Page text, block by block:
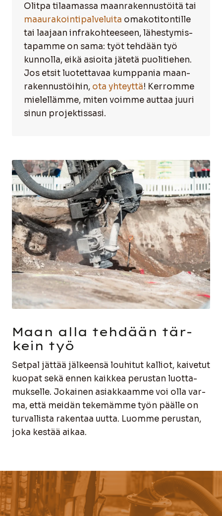
Olit­pa tilaa­mas­sa maan­ra­ken­nus­töi­tä tai
maa­ura­koin­ti­pal­ve­lui­ta oma­ko­ti­ton­til­le
tai laa­jaan infra­koh­tee­seen, lähes­ty­mis­
ta­pam­me on sama: työt teh­dään työ
kun­nol­la, eikä asioi­ta jäte­tä puo­li­tie­hen.
Jos etsit luo­tet­ta­vaa kump­pa­nia maan­
ra­ken­nus­töi­hin, ota yhteyt­tä! Ker­rom­me
mie­lel­läm­me, miten voim­me aut­taa juu­ri
sinun pro­jek­tis­sa­si.
Maan alla teh­dään tär­
kein työ
Set­pal jät­tää jäl­keen­sä lou­hi­tut kal­liot, kai­ve­tut
kuo­pat sekä ennen kaik­kea perus­tan luot­ta­
muk­sel­le. Jokai­nen asiak­kaam­me voi olla var­
ma, että mei­dän teke­mäm­me työn pääl­le on
tur­val­lis­ta raken­taa uut­ta. Luom­me perus­tan,
joka kes­tää aikaa.